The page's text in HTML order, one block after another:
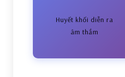
Huyết khối diễn ra
âm thầm